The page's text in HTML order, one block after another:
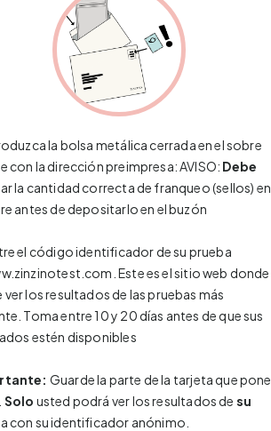
la bolsa metálica cerrada en el sobre
con la dirección preimpresa: AVISO: Debe
la cantidad correcta de franqueo (sellos) en
antes de depositarlo en el buzón
el código identificador de su prueba
. Este es el sitio web donde
ver los resultados de las pruebas más
Toma entre 10 y 20 días antes de que sus
estén disponibles
Guarde la parte de la tarjeta que pone
Solo usted podrá ver los resultados de su
con su identificador anónimo.